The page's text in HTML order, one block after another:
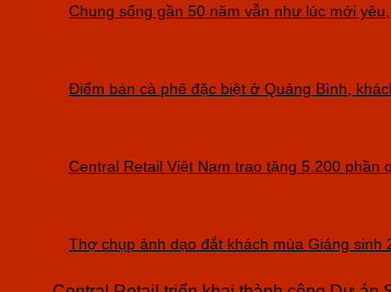
Chung sống gần 50 năm vẫn như lúc mới
Điểm bán cà phê đặc biệt ở Quảng Bình,
Central Retail Việt Nam trao tặng 5.200
Thợ chụp ảnh dạo đắt khách mùa Giáng sinh